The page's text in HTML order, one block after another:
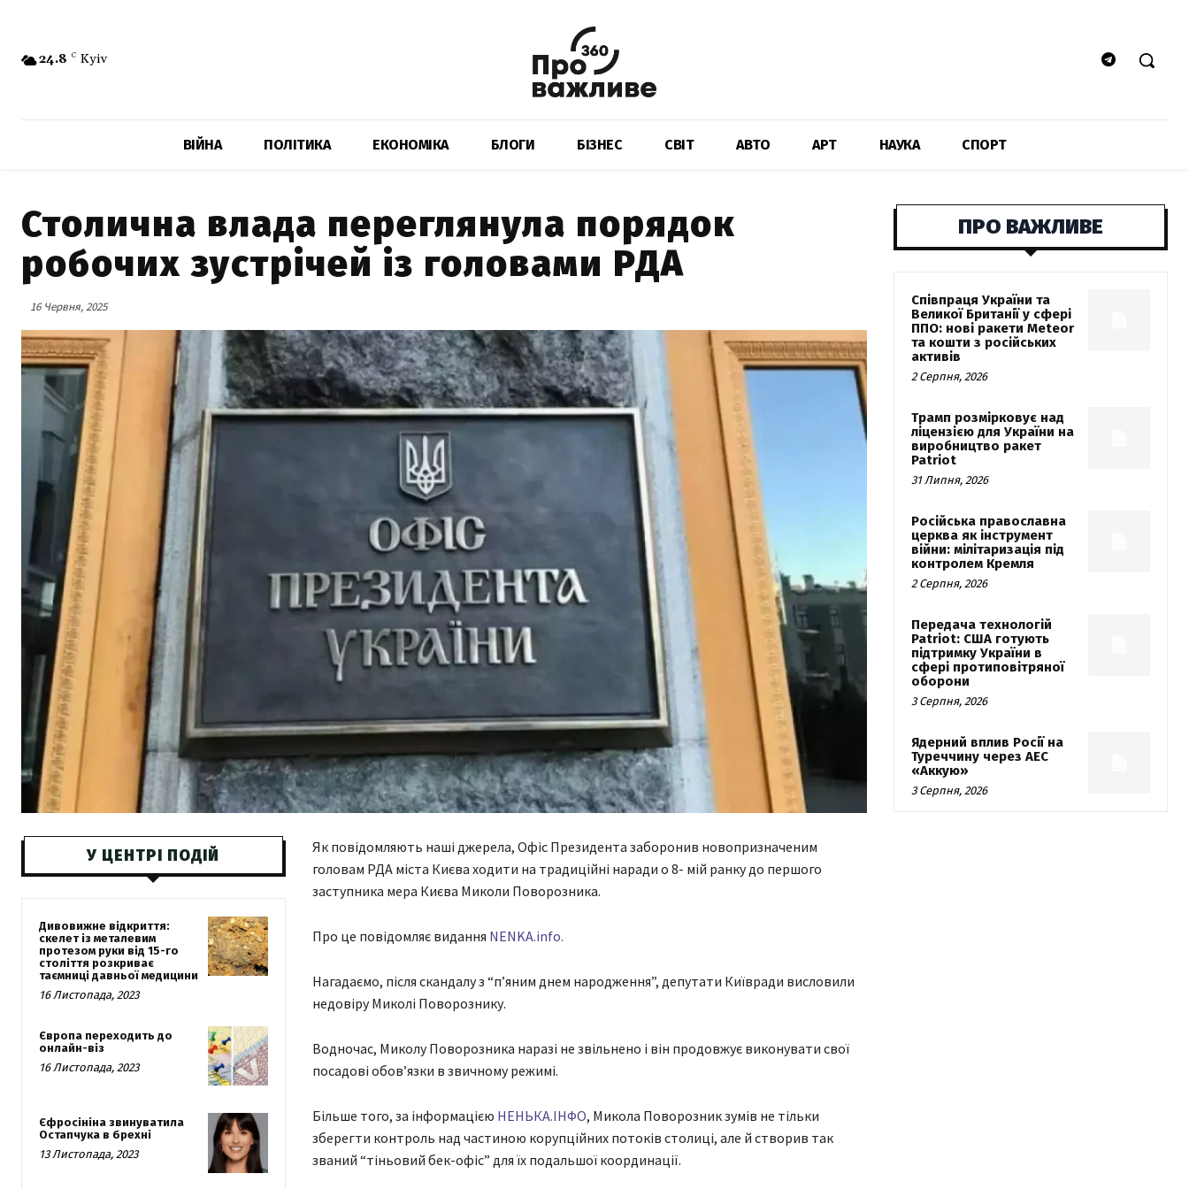
24.8 C Kyiv
ВІЙНА ПОЛІТИКА ЕКОНОМІКА БЛОГИ БІЗНЕС СВІТ АВТО АРТ НАУКА СПОРТ
Столична влада переглянула порядок
робочих зустрічей із головами РДА
16 Червня, 2025
У ЦЕНТРІ ПОДІЙ
Дивовижне відкриття:
скелет із металевим
протезом руки від 15-го
століття розкриває
таємниці давньої медицини
16 Листопада, 2023
Європа переходить до
онлайн-віз
16 Листопада, 2023
Єфросініна звинуватила
Остапчука в брехні
13 Листопада, 2023
Як повідомляють наші джерела, Офіс Президента заборонив новопризначеним
головам РДА міста Києва ходити на традиційні наради о 8- мій ранку до першого
заступника мера Києва Миколи Поворозника.
Про це повідомляє видання NENKA.info.
Нагадаємо, після скандалу з “п’яним днем народження”, депутати Київради висловили
недовіру Миколі Поворознику.
Водночас, Миколу Поворозника наразі не звільнено і він продовжує виконувати свої
посадові обов’язки в звичному режимі.
Більше того, за інформацією НЕНЬКА.ІНФО, Микола Поворозник зумів не тільки
зберегти контроль над частиною корупційних потоків столиці, але й створив так
званий “тіньовий бек-офіс” для їх подальшої координації.
ПРО ВАЖЛИВЕ
Співпраця України та
Великої Британії у сфері
ППО: нові ракети Meteor
та кошти з російських
активів
2 Серпня, 2026
Трамп розмірковує над
ліцензією для України на
виробництво ракет
Patriot
31 Липня, 2026
Російська православна
церква як інструмент
війни: мілітаризація під
контролем Кремля
2 Серпня, 2026
Передача технологій
Patriot: США готують
підтримку України в
сфері протиповітряної
оборони
3 Серпня, 2026
Ядерний вплив Росії на
Туреччину через АЕС
«Аккую»
3 Серпня, 2026